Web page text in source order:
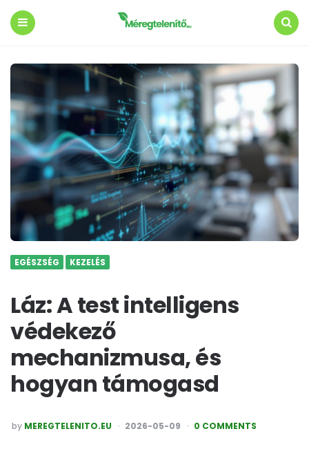
EGÉSZSÉG KEZELÉS
Láz: A test intelligens
védekező
mechanizmusa, és
hogyan támogasd
POSTED
by MEREGTELENITO.EU 2026-05-09 0 COMMENTS